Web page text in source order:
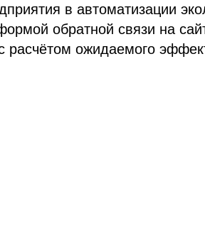
в автоматизации
обратной связи на
ожидаемого